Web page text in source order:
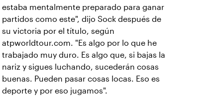
estaba mentalmente preparado para ganar
partidos como este", dijo Sock después de
su victoria por el título, según
atpworldtour.com. "Es algo por lo que he
trabajado muy duro. Es algo que, si bajas la
nariz y sigues luchando, sucederán cosas
buenas. Pueden pasar cosas locas. Eso es
deporte y por eso jugamos".